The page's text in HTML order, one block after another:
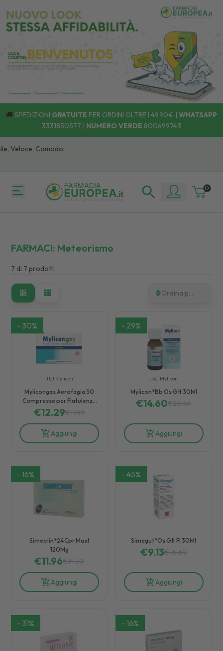
🚚 SPEDIZIONI GRATUITE PER ORDINI OLTRE I 49,90€ | WHATSAPP
3331850577 | NUMERO VERDE 800699743
Veloce, Comodo:
0
FARMACI: Meteorismo
7 di 7 prodotti
Ordina per
- 30%
J&J Mylicon
Mylicongas Aerofagia 50
Compresse per Flatulenza
Meteorismo Gonfiore
€12.29€17.49
Aggiungi
- 29%
J&J Mylicon
Mylicon*Bb Os Gtt 30Ml
€14.60€20.46
Aggiungi
-16%
Simecrin*24Cpr Mast
120Mg
€11.96€14.30
Aggiungi
- 45%
Simegut*Os Gtt Fl 30Ml
€9.13€16.60
Aggiungi
- 31% - 16%